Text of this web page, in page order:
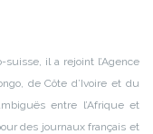
il a rejoint l’Agence
de Côte d’Ivoire et du
entre l’Afrique et
des journaux français et